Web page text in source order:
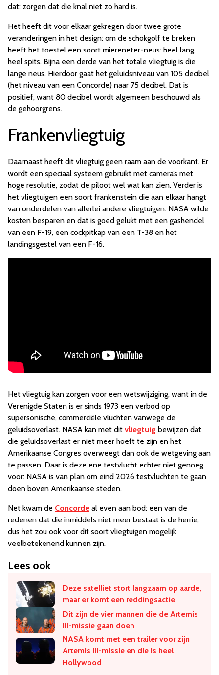
dat: zorgen dat die knal niet zo hard is.
Het heeft dit voor elkaar gekregen door twee grote
veranderingen in het design: om de schokgolf te breken
heeft het toestel een soort miereneter-neus: heel lang,
heel spits. Bijna een derde van het totale vliegtuig is die
lange neus. Hierdoor gaat het geluidsniveau van 105 decibel
(het niveau van een Concorde) naar 75 decibel. Dat is
positief, want 80 decibel wordt algemeen beschouwd als
de gehoorgrens.
Frankenvliegtuig
Daarnaast heeft dit vliegtuig geen raam aan de voorkant. Er
wordt een speciaal systeem gebruikt met camera’s met
hoge resolutie, zodat de piloot wel wat kan zien. Verder is
het vliegtuigen een soort frankenstein die aan elkaar hangt
van onderdelen van allerlei andere vliegtuigen. NASA wilde
kosten besparen en dat is goed gelukt met een gashendel
van een F-19, een cockpitkap van een T-38 en het
landingsgestel van een F-16.
Het vliegtuig kan zorgen voor een wetswijziging, want in de
Verenigde Staten is er sinds 1973 een verbod op
supersonische, commerciële vluchten vanwege de
geluidsoverlast. NASA kan met dit vliegtuig bewijzen dat
die geluidsoverlast er niet meer hoeft te zijn en het
Amerikaanse Congres overweegt dan ook de wetgeving aan
te passen. Daar is deze ene testvlucht echter niet genoeg
voor: NASA is van plan om eind 2026 testvluchten te gaan
doen boven Amerikaanse steden.
Net kwam de Concorde al even aan bod: een van de
redenen dat die inmiddels niet meer bestaat is de herrie,
dus het zou ook voor dit soort vliegtuigen mogelijk
veelbetekenend kunnen zijn.
Lees ook
Deze satelliet stort langzaam op aarde,
maar er komt een reddingsactie
Dit zijn de vier mannen die de Artemis
III-missie gaan doen
NASA komt met een trailer voor zijn
Artemis III-missie en die is heel
Hollywood